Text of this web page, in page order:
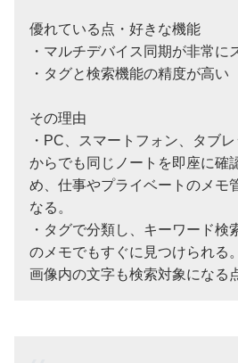
優れている点・好きな機能
・マルチデバイス同期が非常に
・タグと検索機能の精度が高い
その理由
・PC、スマートフォン、タブ
からでも同じノートを即座に確
め、仕事やプライベートのメモ
なる。
・タグで分類し、キーワード検
のメモでもすぐに見つけられる
画像内の文字も検索対象になる